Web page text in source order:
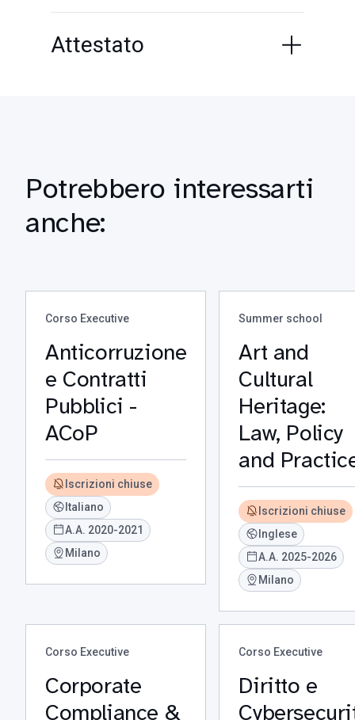
Attestato
Potrebbero interessarti
anche:
Corso Executive
Anticorruzione
e Contratti
Pubblici -
ACoP
Iscrizioni chiuse
Italiano
A.A. 2020-2021
Milano
Summer school
Art and
Cultural
Heritage:
Law, Policy
and
Iscrizioni chiuse
Inglese
A.A. 2025-2026
Milano
Corso Executive
Corporate
Compliance &
Corso Executive
Diritto e